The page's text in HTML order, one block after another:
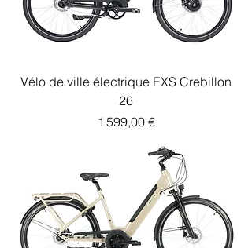
Vélo de ville électrique EXS Crebillon
26
Prix
1 599,00 €